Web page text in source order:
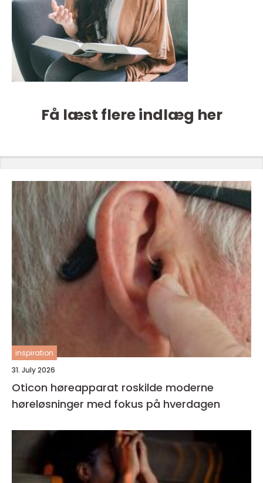
Få læst flere indlæg her
inspiration
31. July 2026
Oticon høreapparat roskilde moderne
høreløsninger med fokus på hverdagen